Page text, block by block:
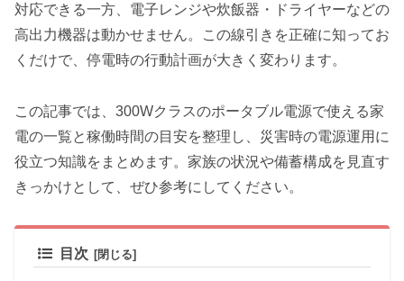
対応できる一方、電子レンジや炊飯器・ドライヤーなどの
高出力機器は動かせません。この線引きを正確に知ってお
くだけで、停電時の行動計画が大きく変わります。
この記事では、300Wクラスのポータブル電源で使える家
電の一覧と稼働時間の目安を整理し、災害時の電源運用に
役立つ知識をまとめます。家族の状況や備蓄構成を見直す
きっかけとして、ぜひ参考にしてください。
目次